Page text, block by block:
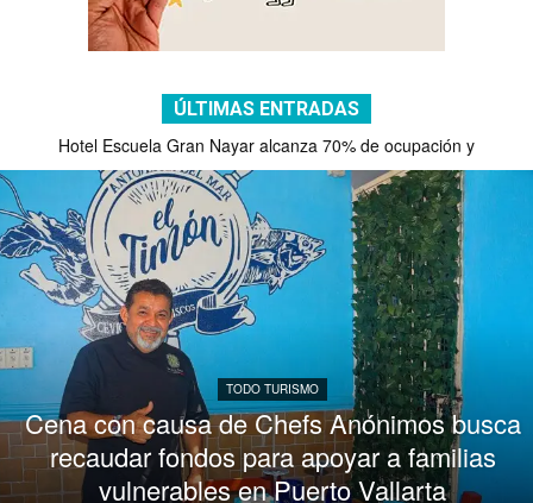
ÚLTIMAS ENTRADAS
Puerto Vallarta promueve turismo de reuniones con 45 citas en
CDMX
TODO TURISMO
Cena con causa de Chefs Anónimos busca
recaudar fondos para apoyar a familias
vulnerables en Puerto Vallarta